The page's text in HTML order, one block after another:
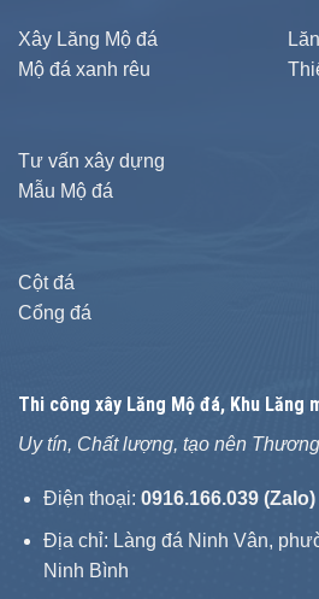
Xây Lăng Mộ đá
Mộ đá xanh rêu
Tư vấn xây dựng
Mẫu Mộ đá
Cột đá
Cổng đá
Thi công xây Lăng Mộ đá, Khu Lăng
Uy tín, Chất lượng, tạo nên
Điện thoại: 0916.166.039 (Zalo)
Địa chỉ: Làng đá Ninh Vân,
Ninh Bình